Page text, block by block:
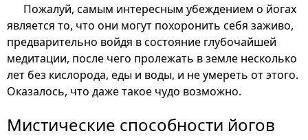
Пожалуй, самым интересным убеждением о йогах
является то, что они могут похоронить себя заживо,
предварительно войдя в состояние глубочайшей
медитации, после чего пролежать в земле несколько
лет без кислорода, еды и воды, и не умереть от этого.
Оказалось, что даже такое чудо возможно.
Мистические способности йогов